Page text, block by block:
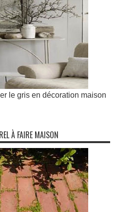
le gris en décoration maison
À FAIRE MAISON